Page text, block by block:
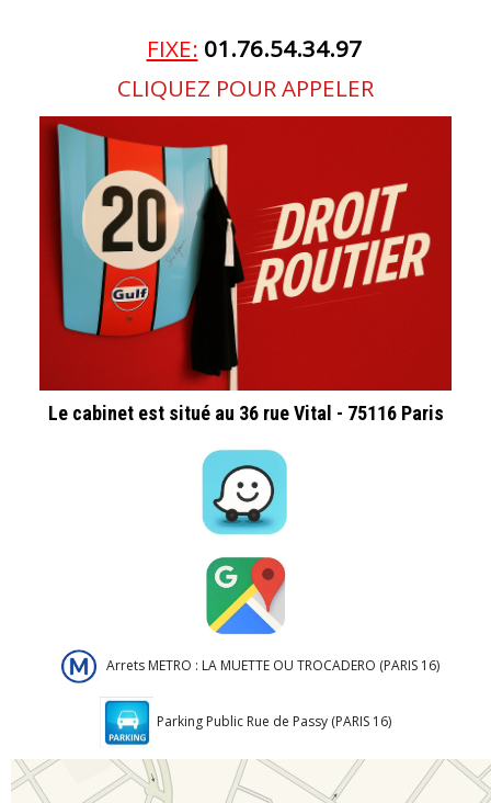
FIXE: 01.76.54.34.97
CLIQUEZ POUR APPELER
Le cabinet est situé au 36 rue Vital - 75116 Paris
Arrets METRO : LA MUETTE OU TROCADERO (PARIS 16)
Parking Public Rue de Passy (PARIS 16)